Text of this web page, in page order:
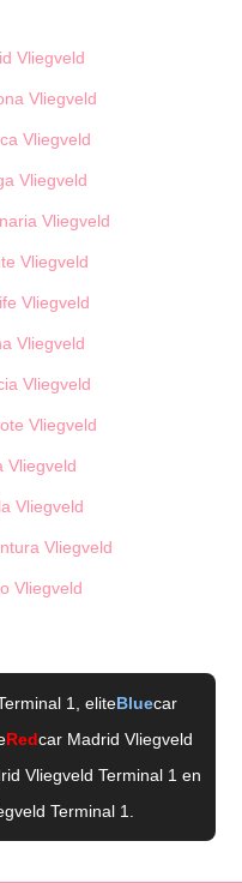
Vliegveld
Vliegveld
Vliegveld
Vliegveld
Vliegveld
Vliegveld
Vliegveld
Vliegveld
Vliegveld
Vliegveld
Vliegveld
Vliegveld
Vliegveld
Vliegveld
1 , eliteBluecar
Redcar Madrid Vliegveld
Vliegveld Terminal 1 en
Terminal 1